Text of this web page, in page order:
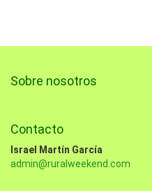
Sobre nosotros
Contacto
Israel Martín García
admin@ruralweekend.com